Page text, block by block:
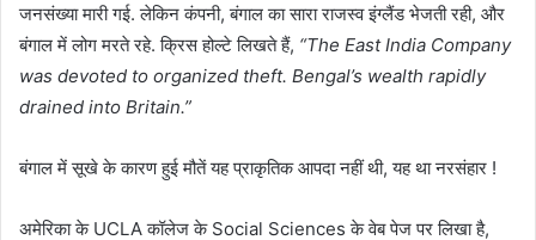
जनसंख्या मारी गई. लेकिन कंपनी, बंगाल का सारा राजस्व इंग्लैंड भेजती रही, और
बंगाल में लोग मरते रहे. क्रिस होल्टे लिखते हैं, “The East India Company
was devoted to organized theft. Bengal’s wealth rapidly
drained into Britain.”
बंगाल में सूखे के कारण हुई मौतें यह प्राकृतिक आपदा नहीं थी, यह था नरसंहार !
अमेरिका के UCLA कॉलेज के Social Sciences के वेब पेज पर लिखा है,